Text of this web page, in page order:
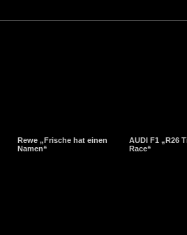
Rewe „Frische hat einen
Namen“
AUDI F1 „R26
Race“